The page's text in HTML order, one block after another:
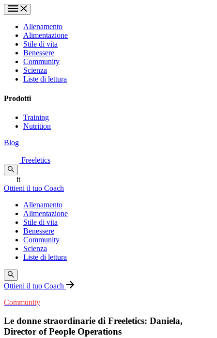
Allenamento
Alimentazione
Stile di vita
Benessere
Community
Scienza
Liste di lettura
Prodotti
Training
Nutrition
Blog
Freeletics
it
Ottieni il tuo Coach
Allenamento
Alimentazione
Stile di vita
Benessere
Community
Scienza
Liste di lettura
Ottieni il tuo Coach
Community
Le donne straordinarie di Freeletics: Daniela,
Director of People Operations